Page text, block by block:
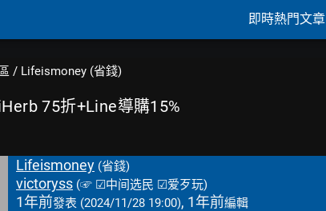
即時熱門文章
/ Lifeismoney (省錢)
75折+Line導購15%
Lifeismoney (省錢)
victoryss (☞ ☑中间选民 ☑爱歹玩)
1年前發表 (2024/11/28 19:00), 1年前編輯